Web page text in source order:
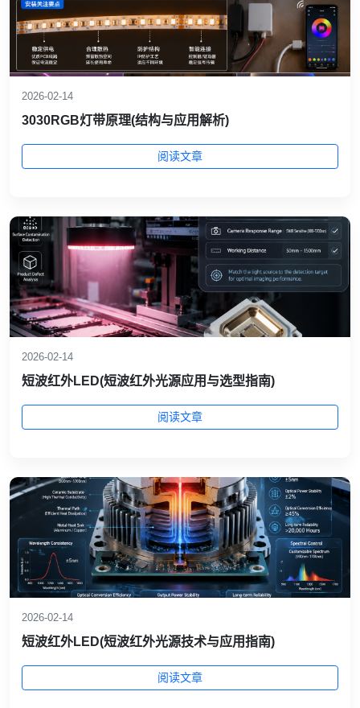
2026-02-14
3030RGB灯带原理(结构与应用解析)
阅读文章
2026-02-14
短波红外LED(短波红外光源应用与选型指南)
阅读文章
2026-02-14
短波红外LED(短波红外光源技术与应用指南)
阅读文章